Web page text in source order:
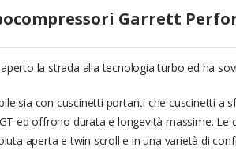
Garrett
la strada alla tecnologia turbo ed ha
sia con cuscinetti portanti che cuscinetti
ed offrono durata e longevità massime.
aperta e twin scroll e in una varietà di